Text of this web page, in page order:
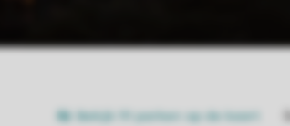
Bekijk 111 parken op de kaart